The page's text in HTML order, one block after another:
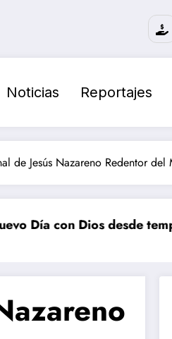
Noticias Reportajes
de Jesús Nazareno Redentor del
Dios desde tempranito